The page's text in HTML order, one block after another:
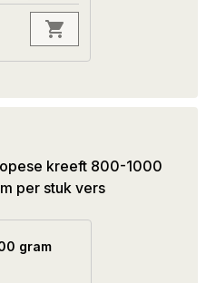
kreeft 800-1000
per stuk vers
gram